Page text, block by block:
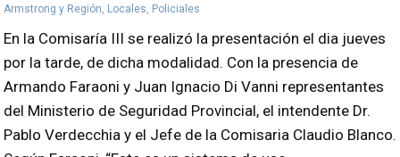
Armstrong y Región Locales Policiales
En la Comisaría III se realizó la presentación el dia jueves
por la tarde, de dicha modalidad. Con la presencia de
Armando Faraoni y Juan Ignacio Di Vanni representantes
del Ministerio de Seguridad Provincial, el intendente Dr.
Pablo Verdecchia y el Jefe de la Comisaria Claudio Blanco.